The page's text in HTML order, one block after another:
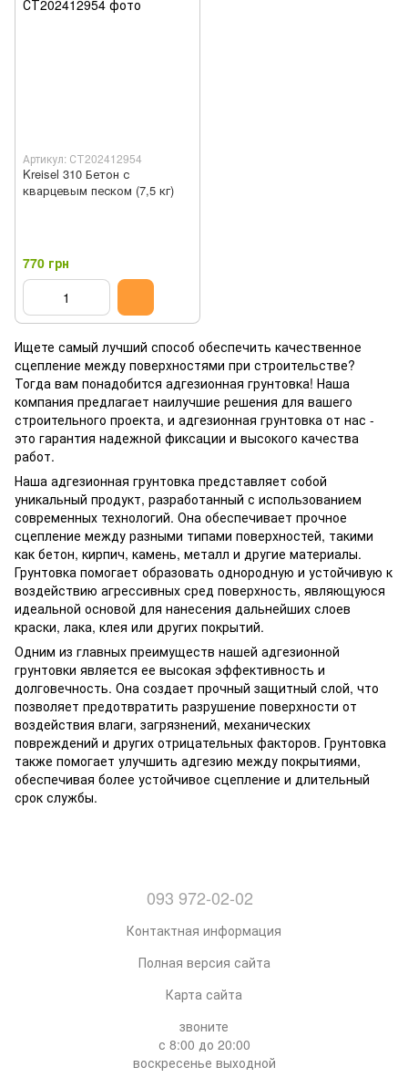
Артикул: СТ202412954
Kreisel 310 Бетон с
кварцевым песком (7,5 кг)
770 грн
Ищете самый лучший способ обеспечить качественное
сцепление между поверхностями при строительстве?
Тогда вам понадобится адгезионная грунтовка! Наша
компания предлагает наилучшие решения для вашего
строительного проекта, и адгезионная грунтовка от нас -
это гарантия надежной фиксации и высокого качества
работ.
Наша адгезионная грунтовка представляет собой
уникальный продукт, разработанный с использованием
современных технологий. Она обеспечивает прочное
сцепление между разными типами поверхностей, такими
как бетон, кирпич, камень, металл и другие материалы.
Грунтовка помогает образовать однородную и устойчивую к
воздействию агрессивных сред поверхность, являющуюся
идеальной основой для нанесения дальнейших слоев
краски, лака, клея или других покрытий.
Одним из главных преимуществ нашей адгезионной
грунтовки является ее высокая эффективность и
долговечность. Она создает прочный защитный слой, что
позволяет предотвратить разрушение поверхности от
воздействия влаги, загрязнений, механических
повреждений и других отрицательных факторов. Грунтовка
также помогает улучшить адгезию между покрытиями,
обеспечивая более устойчивое сцепление и длительный
срок службы.
093 972-02-02
Контактная информация
Полная версия сайта
Карта сайта
звоните
с 8:00 до 20:00
воскресенье выходной